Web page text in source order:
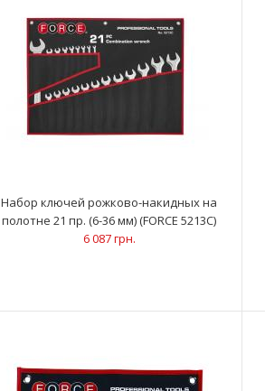
3 529 грн.
Набор ключей рожково-накидных на
полотне 21 пр. (6-36 мм) (FORCE 5213C)
6 087 грн.